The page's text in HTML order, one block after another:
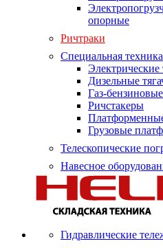
опорные
Ричтраки
Специальная техника
Электрические
Дизельные
Газ-
Ричстакеры
Грузовые
Телескопические
Навесное
Гидравлические